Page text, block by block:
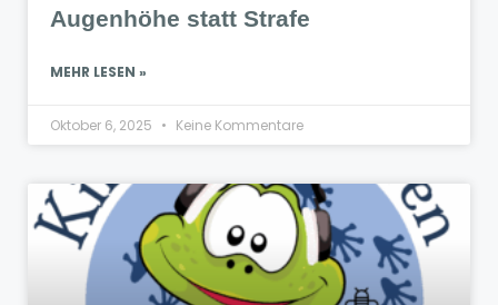
Augenhöhe statt Strafe
MEHR LESEN »
Oktober 6, 2025 Keine Kommentare